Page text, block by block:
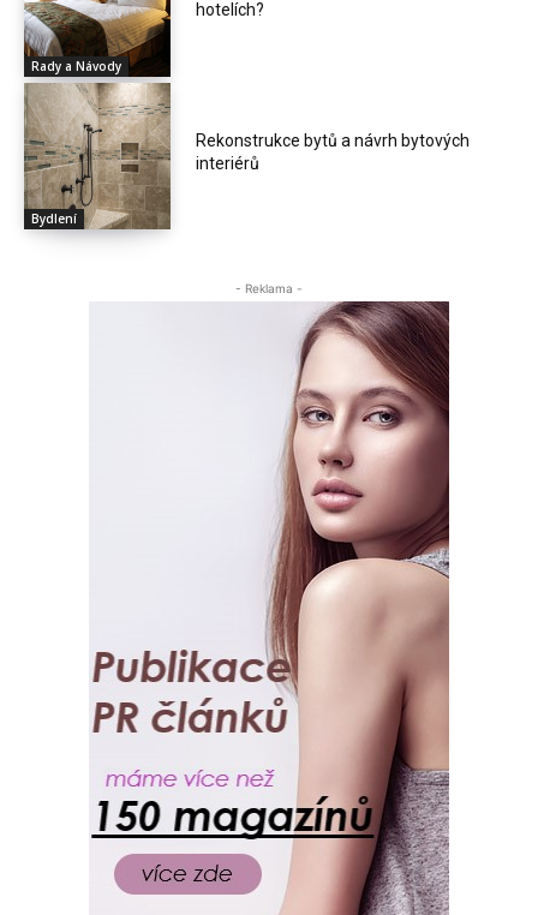
Rady a Návody
hotelích?
Bydlení
Rekonstrukce bytů a návrh bytových
interiérů
- Reklama -